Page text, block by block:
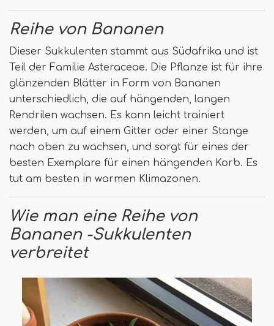
Reihe von Bananen
Dieser Sukkulenten stammt aus Südafrika und ist
Teil der Familie Asteraceae. Die Pflanze ist für ihre
glänzenden Blätter in Form von Bananen
unterschiedlich, die auf hängenden, langen
Rendrilen wachsen. Es kann leicht trainiert
werden, um auf einem Gitter oder einer Stange
nach oben zu wachsen, und sorgt für eines der
besten Exemplare für einen hängenden Korb. Es
tut am besten in warmen Klimazonen.
Wie man eine Reihe von
Bananen -Sukkulenten
verbreitet